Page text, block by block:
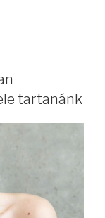
tartanánk